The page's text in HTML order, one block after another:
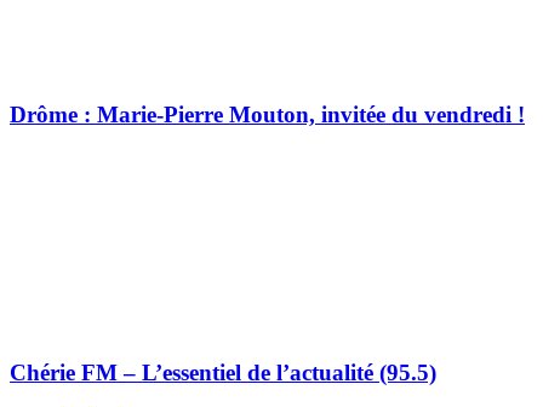
Drôme : Marie-Pierre Mouton, invitée du vendredi !
Chérie FM – L’essentiel de l’actualité (95.5)